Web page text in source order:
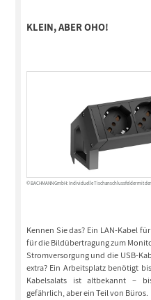
KLEIN, ABER OHO!
© BACHMANN GmbH: Individuelle Tischanschlussfelder mit
Kennen Sie das? Ein LAN-Kabel
für die Bildübertragung zum
Stromversorgung und die USB-
extra? Ein Arbeitsplatz benötigt
Kabelsalats ist altbekannt –
gefährlich, aber ein Teil von Büros.